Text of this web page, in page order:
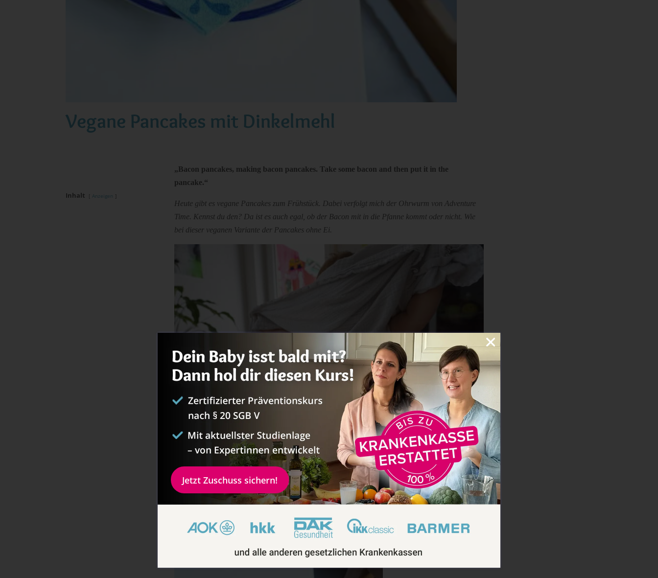
Vegane Pancakes mit Dinkelmehl
Inhalt Anzeigen
„Bacon pancakes, making bacon pancakes. Take some bacon and then put it in the
pancake.“
Heute gibt es vegane Pancakes zum Frühstück. Dabei verfolgt mich der Ohrwurm von Adventure
Time. Kennst du den? Da ist es auch egal, ob der Bacon mit in die Pfanne kommt oder nicht. Wie
bei dieser veganen Variante der Pancakes ohne Ei.
Zum Rezept Rezept drucken
Vegane Pancakes mit Dinkelmehl
Jetzt Zuschuss sichern!